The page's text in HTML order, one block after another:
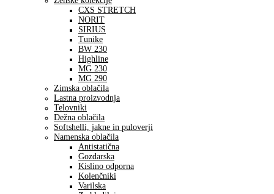
CXS STRETCH
NORIT
SIRIUS
Tunike
BW 230
Highline
MG 230
MG 290
Zimska oblačila
Lastna proizvodnja
Telovniki
Dežna oblačila
Softshelli, jakne in puloverji
Namenska oblačila
Antistatična
Gozdarska
Kislino odporna
Kolenčniki
Varilska